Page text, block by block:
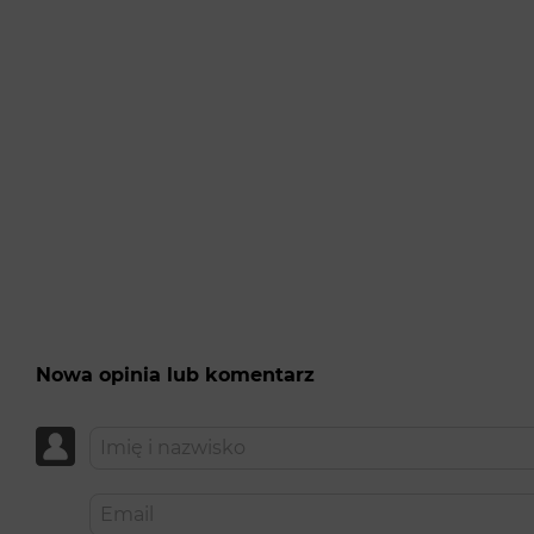
Nowa opinia lub komentarz